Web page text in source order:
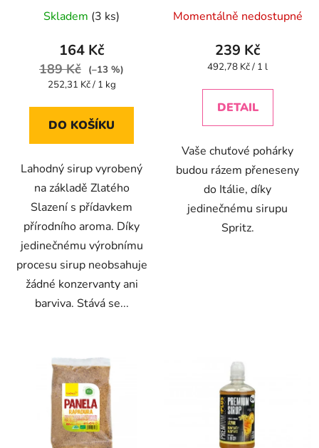
Skladem (3 ks)
164 Kč
189 Kč
(–13 %)
Měrná
252,31 Kč / 1 kg
DO KOŠÍKU
Lahodný sirup vyrobený
na základě Zlatého
Slazení s přídavkem
přírodního aroma. Díky
jedinečnému výrobnímu
procesu sirup neobsahuje
žádné konzervanty ani
barviva. Stává se...
Momentálně nedostupné
239 Kč
Měrná
492,78 Kč / 1 l
DETAIL
Vaše chuťové pohárky
budou rázem přeneseny
do Itálie, díky
jedinečnému sirupu
Spritz.